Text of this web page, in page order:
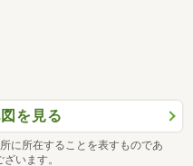
を見る
に所在することを表すものであ
います。